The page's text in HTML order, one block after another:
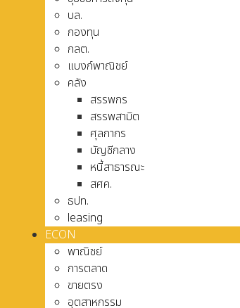
บล.
กองทุน
กลต.
แบงก์พาณิชย์
คลัง
สรรพกร
สรรพสามิต
ศุลกากร
บัญชีกลาง
หนี้สาธารณะ
สศค.
ธปท.
leasing
ECON
พาณิชย์
การตลาด
ขายตรง
อุตสาหกรรม